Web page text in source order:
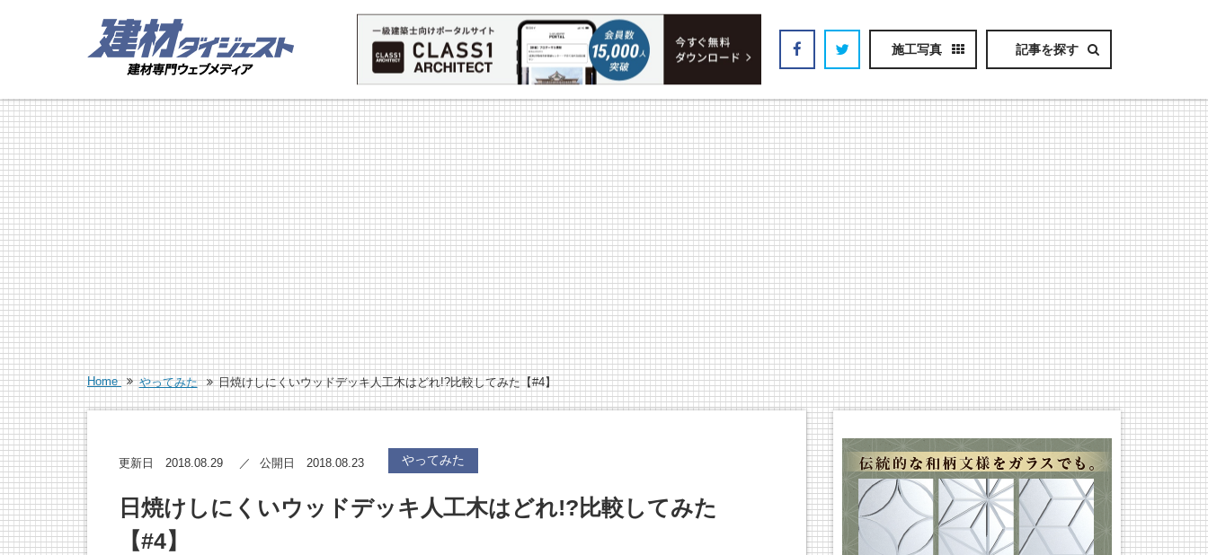
施工写真 記事を探す
Home やってみた 日焼けしにくいウッドデッキ人工木はどれ!?比較してみた【#4】
更新日 2018.08.29 公開日 2018.08.23 やってみた
日焼けしにくいウッドデッキ人工木はどれ!?比較してみた
【#4】